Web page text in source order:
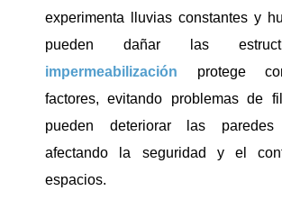
experimenta lluvias constantes y
pueden dañar las
impermeabilización protege
factores, evitando problemas de
pueden deteriorar las
afectando la seguridad y el
espacios.